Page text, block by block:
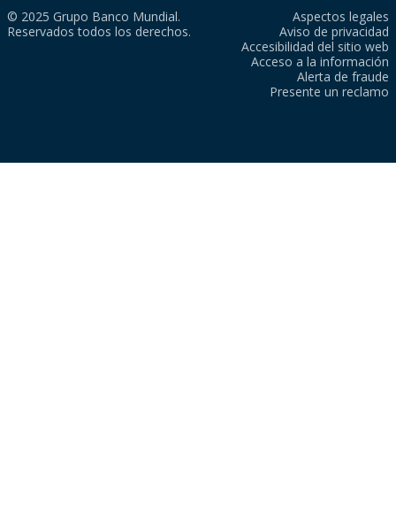
© 2025 Grupo Banco Mundial.
Reservados todos los derechos.
Aspectos legales
Aviso de privacidad
Accesibilidad del sitio web
Acceso a la información
Alerta de fraude
Presente un reclamo